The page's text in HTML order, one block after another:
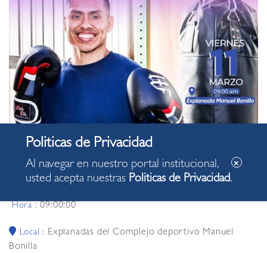
Hora :09:00:00
Local : Explanadas del Complejo deportivo Manuel
Bonilla
Al navegar en nuestro portal institucional,
usted acepta nuestras Politicas de Privacidad.